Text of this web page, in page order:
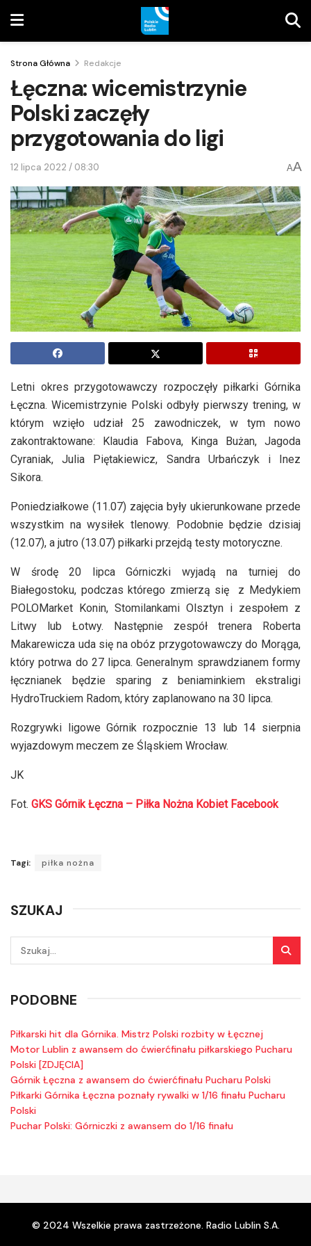
Strona Główna Redakcje
Łęczna: wicemistrzynie
Polski zaczęły
przygotowania do ligi
12 lipca 2022 / 08:30 AA
Letni okres przygotowawczy rozpoczęły piłkarki Górnika
Łęczna. Wicemistrzynie Polski odbyły pierwszy trening, w
którym wzięło udział 25 zawodniczek, w tym nowo
zakontraktowane: Klaudia Fabova, Kinga Bużan, Jagoda
Cyraniak, Julia Piętakiewicz, Sandra Urbańczyk i Inez
Sikora.
Poniedziałkowe (11.07) zajęcia były ukierunkowane przede
wszystkim na wysiłek tlenowy. Podobnie będzie dzisiaj
(12.07), a jutro (13.07) piłkarki przejdą testy motoryczne.
W środę 20 lipca Górniczki wyjadą na turniej do
Białegostoku, podczas którego zmierzą się z Medykiem
POLOMarket Konin, Stomilankami Olsztyn i zespołem z
Litwy lub Łotwy. Następnie zespół trenera Roberta
Makarewicza uda się na obóz przygotowawczy do Morąga,
który potrwa do 27 lipca. Generalnym sprawdzianem formy
łęcznianek będzie sparing z beniaminkiem ekstraligi
HydroTruckiem Radom, który zaplanowano na 30 lipca.
Rozgrywki ligowe Górnik rozpocznie 13 lub 14 sierpnia
wyjazdowym meczem ze Śląskiem Wrocław.
JK
Fot. GKS Górnik Łęczna – Piłka Nożna Kobiet Facebook
Tagi: piłka nożna
SZUKAJ
PODOBNE
Piłkarski hit dla Górnika. Mistrz Polski rozbity w Łęcznej
Motor Lublin z awansem do ćwierćfinału piłkarskiego Pucharu
Polski [ZDJĘCIA]
Górnik Łęczna z awansem do ćwierćfinału Pucharu Polski
Piłkarki Górnika Łęczna poznały rywalki w 1/16 finału Pucharu
Polski
Puchar Polski: Górniczki z awansem do 1/16 finału
© 2024 Wszelkie prawa zastrzeżone. Radio Lublin S.A.